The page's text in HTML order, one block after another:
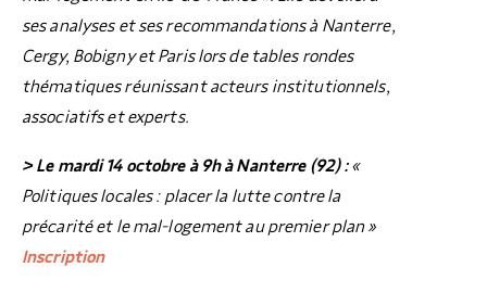
ses analyses et ses recommandations à Nanterre,
Cergy, Bobigny et Paris lors de tables rondes
thématiques réunissant acteurs institutionnels,
associatifs et experts.
> Le mardi 14 octobre à 9h à Nanterre (92) :«
Politiques locales : placer la lutte contre la
précarité et le mal-logement au premier plan »
Inscription